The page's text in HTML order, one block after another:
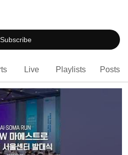
Subscribe
Live Playlists Posts